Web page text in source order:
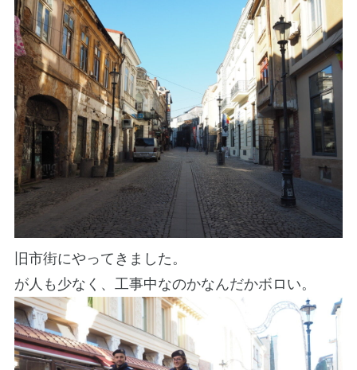
旧市街にやってきました。
が人も少なく、工事中なのかなんだかボロい。